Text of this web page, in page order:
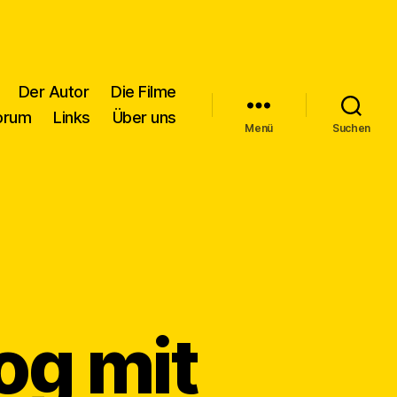
Der Autor
Die Filme
Links Über uns
Menü Suchen
mit